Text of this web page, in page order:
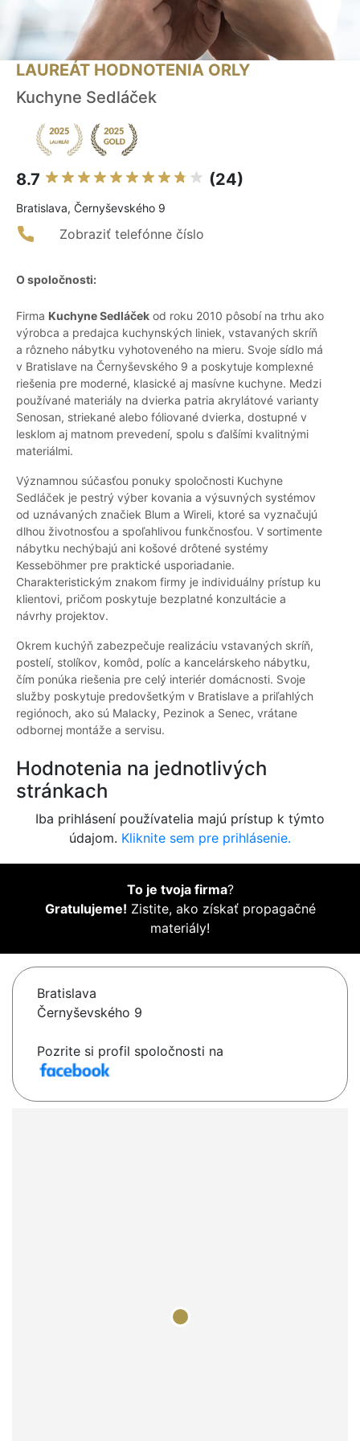
LAUREÁT HODNOTENIA ORLY
Kuchyne Sedláček
8.7 (24)
Bratislava, Černyševského 9
Zobraziť telefónne číslo
O spoločnosti:
Firma Kuchyne Sedláček od roku 2010 pôsobí na trhu ako
výrobca a predajca kuchynských liniek, vstavaných skríň
a rôzneho nábytku vyhotoveného na mieru. Svoje sídlo má
v Bratislave na Černyševského 9 a poskytuje komplexné
riešenia pre moderné, klasické aj masívne kuchyne. Medzi
používané materiály na dvierka patria akrylátové varianty
Senosan, striekané alebo fóliované dvierka, dostupné v
lesklom aj matnom prevedení, spolu s ďalšími kvalitnými
materiálmi.
Významnou súčasťou ponuky spoločnosti Kuchyne
Sedláček je pestrý výber kovania a výsuvných systémov
od uznávaných značiek Blum a Wireli, ktoré sa vyznačujú
dlhou životnosťou a spoľahlivou funkčnosťou. V sortimente
nábytku nechýbajú ani košové drôtené systémy
Kesseböhmer pre praktické usporiadanie.
Charakteristickým znakom firmy je individuálny prístup ku
klientovi, pričom poskytuje bezplatné konzultácie a
návrhy projektov.
Okrem kuchýň zabezpečuje realizáciu vstavaných skríň,
postelí, stolíkov, komôd, políc a kancelárskeho nábytku,
čím ponúka riešenia pre celý interiér domácnosti. Svoje
služby poskytuje predovšetkým v Bratislave a priľahlých
regiónoch, ako sú Malacky, Pezinok a Senec, vrátane
odbornej montáže a servisu.
Hodnotenia na jednotlivých
stránkach
Iba prihlásení používatelia majú prístup k týmto
údajom. Kliknite sem pre prihlásenie.
To je tvoja firma?
Gratulujeme! Zistite, ako získať propagačné
materiály!
Bratislava
Černyševského 9
Pozrite si profil spoločnosti na